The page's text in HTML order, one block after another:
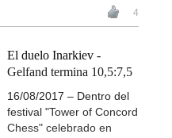
4
El duelo Inarkiev -
Gelfand termina 10,5:7,5
16/08/2017 – Dentro del
festival "Tower of Concord
Chess" celebrado en